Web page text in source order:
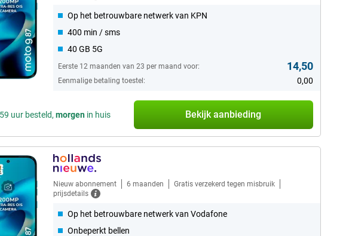
Op het betrouwbare netwerk van KPN
400 min / sms
40 GB 5G
Eerste 12 maanden van 23 per maand voor: 14,50
Eenmalige betaling toestel: 0,00
uur besteld, morgen in huis Bekijk aanbieding
Nieuw abonnement 6 maanden
Gratis verzekerd tegen misbruik
prijsdetails
Op het betrouwbare netwerk van Vodafone
Onbeperkt bellen